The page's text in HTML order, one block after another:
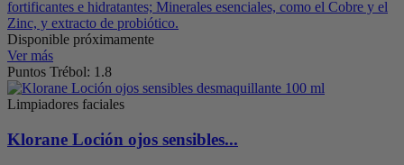
fortificantes e hidratantes; Minerales esenciales, como el Cobre y el
Zinc, y extracto de probiótico.
Disponible próximamente
Ver más
Puntos Trébol: 1.8
Limpiadores faciales
Klorane Loción ojos sensibles...